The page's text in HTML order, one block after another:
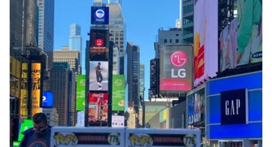
Compra ahora y paga a meses
sin tarjeta de crédito